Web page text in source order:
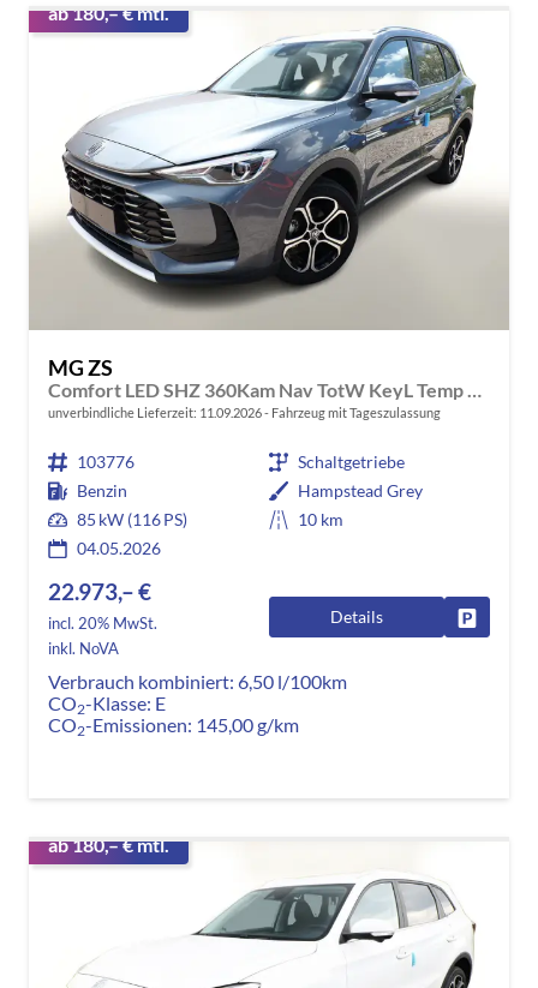
ab 180,– € mtl.
MG ZS
Comfort LED SHZ 360Kam Nav TotW KeyL Temp 17Z
unverbindliche Lieferzeit: 11.09.2026 Fahrzeug mit Tageszulassung
103776
Schaltgetriebe
Benzin
Hampstead Grey
85 kW (116 PS)
10 km
04.05.2026
22.973,– €
incl. 20% MwSt.
inkl. NoVA
Details
Verbrauch kombiniert: 6,50 l/100km
CO2-Klasse: E
CO2-Emissionen: 145,00 g/km
ab 180,– € mtl.